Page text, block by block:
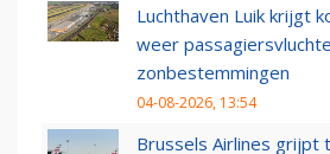
Luchthaven Luik krijgt
weer
zonbestemmingen
04-08-2026, 13:54
Brussels Airlines grijpt